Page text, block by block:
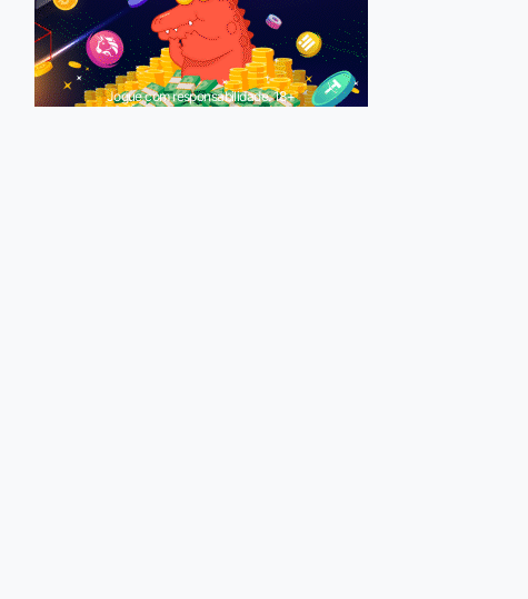
Jogue com responsabilidade. 18+